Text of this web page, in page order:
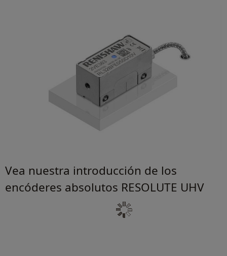
Vea nuestra introducción de los
encóderes absolutos RESOLUTE UHV